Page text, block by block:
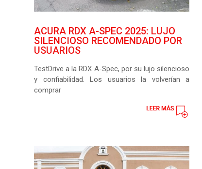
ACURA RDX A-SPEC 2025: LUJO
SILENCIOSO RECOMENDADO POR
USUARIOS
TestDrive a la RDX A-Spec, por su lujo silencioso
y confiabilidad. Los usuarios la volverían a
comprar